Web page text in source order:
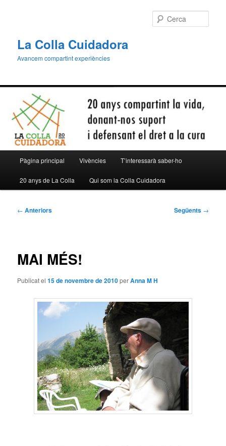
La Colla Cuidadora
Avancem compartint experiències
principal
Pàgina principal Vivències T’interessarà saber-ho
20 anys de La Colla Qui som la Colla Cuidadora
Navegació
← Anteriors Següents →
MAI MÉS!
Publicat el15 de novembre de 2010perAnna M H